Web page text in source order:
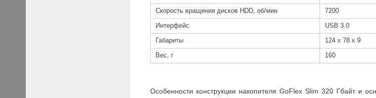
Скорость вращения дисков HDD, об/мин 7200
Интерфейс USB 3.0
Габариты 124 х 78 х 9
Вес, г 160
Особенности конструкции накопителя GoFlex Slim 320 Гбайт и